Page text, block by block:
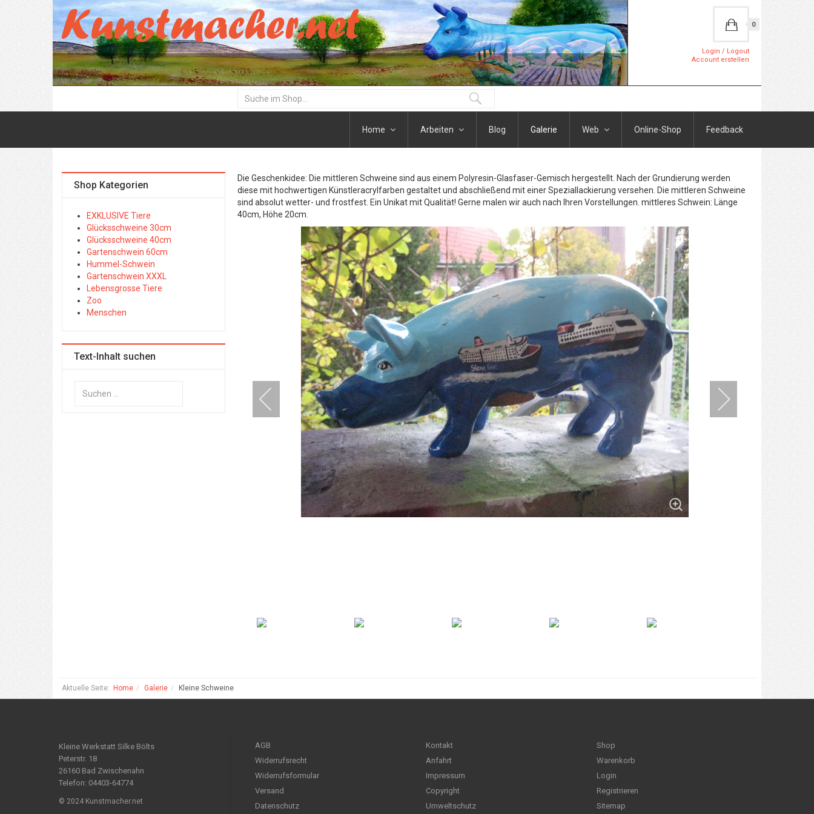
0
Login / Logout
Account erstellen
Home Arbeiten Blog Galerie Web Online-Shop Feedback
Die Geschenkidee: Die mittleren Schweine sind aus einem Polyresin-Glasfaser-Gemisch hergestellt. Nach der Grundierung werden
diese mit hochwertigen Künstleracrylfarben gestaltet und abschließend mit einer Speziallackierung versehen. Die mittleren Schweine
sind absolut wetter- und frostfest. Ein Unikat mit Qualität! Gerne malen wir auch nach Ihren Vorstellungen. mittleres Schwein: Länge
40cm, Höhe 20cm.
Shop Kategorien
EXKLUSIVE Tiere
Glücksschweine 30cm
Glücksschweine 40cm
Gartenschwein 60cm
Hummel-Schwein
Gartenschwein XXXL
Lebensgrosse Tiere
Zoo
Menschen
Text-Inhalt suchen
Aktuelle Seite: Home Galerie Kleine Schweine
Kleine Werkstatt Silke Bölts
Peterstr. 18
26160 Bad Zwischenahn
Telefon: 04403-64774
© 2024 Kunstmacher.net
AGB
Widerrufsrecht
Widerrufsformular
Versand
Datenschutz
Kontakt
Anfahrt
Impressum
Copyright
Umweltschutz
Shop
Warenkorb
Login
Registrieren
Sitemap